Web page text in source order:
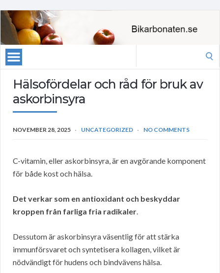
Hälsofördelar och råd för bruk av
askorbinsyra
NOVEMBER 28, 2025 UNCATEGORIZED NO COMMENTS
C-vitamin, eller askorbinsyra, är en avgörande komponent
för både kost och hälsa.
Det verkar som en antioxidant och beskyddar
kroppen från farliga fria radikaler.
Dessutom är askorbinsyra väsentlig för att stärka
immunförsvaret och syntetisera kollagen, vilket är
nödvändigt för hudens och bindvävens hälsa.